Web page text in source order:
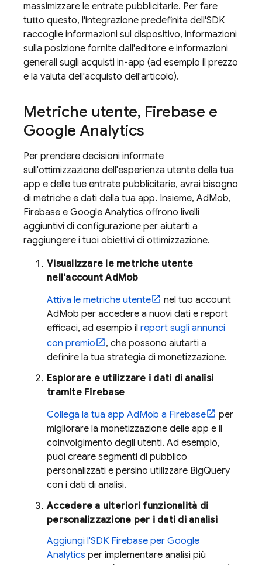
massimizzare le entrate pubblicitarie. Per fare
tutto questo, l'integrazione predefinita dell'SDK
raccoglie informazioni sul dispositivo, informazioni
sulla posizione fornite dall'editore e informazioni
generali sugli acquisti in-app (ad esempio il prezzo
e la valuta dell'acquisto dell'articolo).
Metriche utente, Firebase e
Google Analytics
Per prendere decisioni informate
sull'ottimizzazione dell'esperienza utente della tua
app e delle tue entrate pubblicitarie, avrai bisogno
di metriche e dati della tua app. Insieme, AdMob,
Firebase e Google Analytics offrono livelli
aggiuntivi di configurazione per aiutarti a
raggiungere i tuoi obiettivi di ottimizzazione.
Visualizzare le metriche utente
nell'accountAdMob
Attiva le metriche utente
nel tuo account
AdMob per accedere a nuovi dati e report
efficaci, ad esempio il report sugli annunci
con premio
, che possono aiutarti a
definire la tua strategia di monetizzazione.
Esplorare e utilizzare i dati di analisi
tramite Firebase
Collega la tua app AdMob a Firebase
per
migliorare la monetizzazione delle app e il
coinvolgimento degli utenti. Ad esempio,
puoi creare segmenti di pubblico
personalizzati e persino utilizzare BigQuery
con i dati di analisi.
Accedere a ulteriori funzionalità di
personalizzazione per i dati di analisi
Aggiungi l'SDK Firebase per Google
Analytics per implementare analisi più